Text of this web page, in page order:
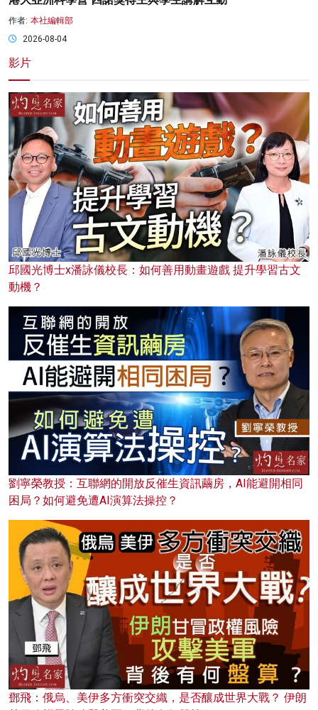
作者: 本社編輯部
2026-08-04
影片
邱國光博士x潘詠儀校長：如何善用動畫遊戲 提升學習古文
動機？
劉寧榮教授：互聯網的開放反催生資訊繭房，AI能避開相同
困局？如何避免遭AI演算法操控？
鄧飛：俄烏、美伊多方衝突交織，是否釀成世界大戰？ 伊朗